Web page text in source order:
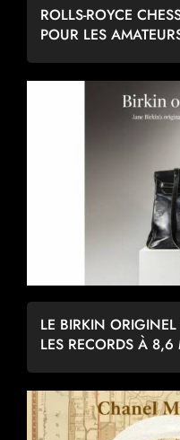
ROLLS-ROYCE
POUR LES
LE BIRKIN ORIGINEL
LES RECORDS À 8,6